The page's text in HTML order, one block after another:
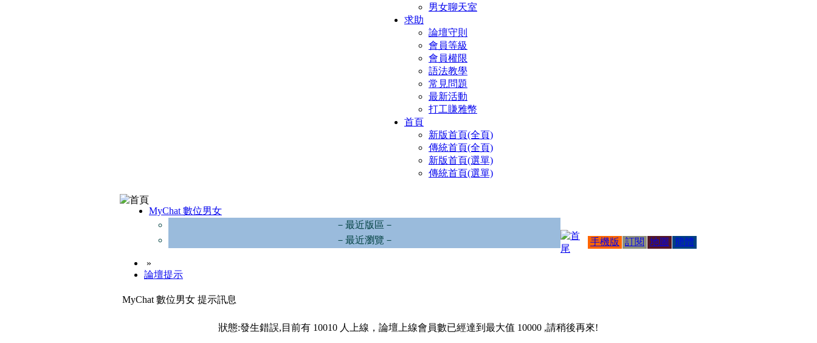
男女聊天室
求助
論壇守則
會員等級
會員權限
語法教學
常見問題
最新活動
打工賺雅幣
首頁
新版首頁(全頁)
傳統首頁(全頁)
新版首頁(選單)
傳統首頁(選單)
MyChat 數位男女
－最近版區－
－最近瀏覽－
»
論壇提示
手機版 訂閱 地圖 簡體
MyChat 數位男女 提示訊息
狀態:發生錯誤,目前有 10010 人上線，論壇上線會員數已經達到最大值 10000 ,請稍後再來!